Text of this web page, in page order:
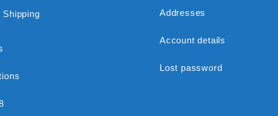
Shipping Addresses
Account details
Lost password